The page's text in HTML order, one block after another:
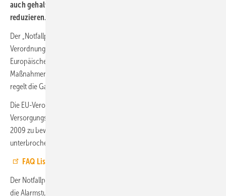
auch gehalten, seinen Verbrauch so gut wie möglich zu
reduzieren.
Der „Notfallplan Gas“ basiert auf der sogenannten europäischen SoS-
Verordnung, d.h. konkret der Verordnung (EU)
Europäischen Parlaments und des Rates vom 25. Oktober 2017 über
Maßnahmen zur Gewährleistung der sicheren Gasversorgung. Er
regelt die Gasversorgung in Deutschland in einer Krisensituation.
Die EU-Verordnung legt harmonisierte Standards für die
Versorgungssicherheit fest, um zumindest eine Situation wie im Januar
2009 zu bewältigten, als die Gaslieferungen aus Russland
unterbrochen wurden.
FAQ Liste des BMWK zum Notfallplan Gas
Der Notfallplan Gas kennt drei Eskalationsstufen – die Frühwarnstufe,
die Alarmstufe und die Notfallstufe. Die Frühwarnstufe ist gem. Art. 11